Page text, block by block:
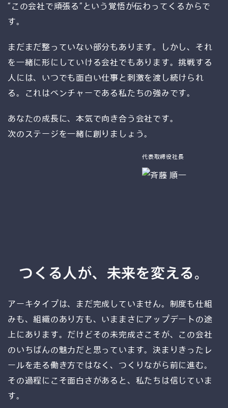
“この会社で頑張る”という覚悟が伝わってくるからで
す。
まだまだ整っていない部分もあります。しかし、それ
を一緒に形にしていける会社でもあります。挑戦する
人には、いつでも面白い仕事と刺激を渡し続けられ
る。これはベンチャーである私たちの強みです。
あなたの成長に、本気で向き合う会社です。
次のステージを一緒に創りましょう。
代表取締役社長
つくる人が、未来を変える。
アーキタイプは、まだ完成していません。制度も仕組
みも、組織のあり方も、いままさにアップデートの途
上にあります。だけどその未完成さこそが、この会社
のいちばんの魅力だと思っています。決まりきったレ
ールを走る働き方ではなく、つくりながら前に進む。
その過程にこそ面白さがあると、私たちは信じていま
す。